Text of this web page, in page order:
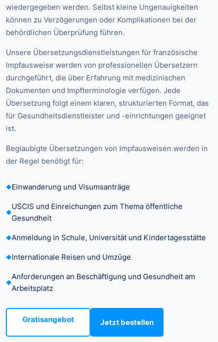
wiedergegeben werden. Selbst kleine Ungenauigkeiten
können zu Verzögerungen oder Komplikationen bei der
behördlichen Überprüfung führen.
Unsere Übersetzungsdienstleistungen für französische
Impfausweise werden von professionellen Übersetzern
durchgeführt, die über Erfahrung mit medizinischen
Dokumenten und Impfterminologie verfügen. Jede
Übersetzung folgt einem klaren, strukturierten Format, das
für Gesundheitsdienstleister und -einrichtungen geeignet
ist.
Beglaubigte Übersetzungen von Impfausweisen werden in
der Regel benötigt für:
Einwanderung und Visumsanträge
USCIS und Einreichungen zum Thema öffentliche
Gesundheit
Anmeldung in Schule, Universität und Kindertagesstätte
Internationale Reisen und Umzüge
Anforderungen an Beschäftigung und Gesundheit am
Arbeitsplatz
Gratisangebot Jetzt bestellen